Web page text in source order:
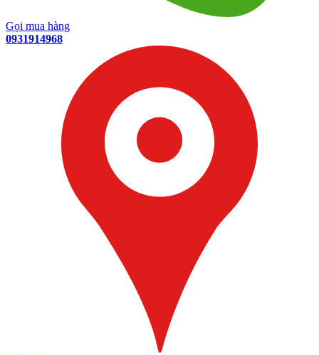
Gọi mua hàng
0931914968